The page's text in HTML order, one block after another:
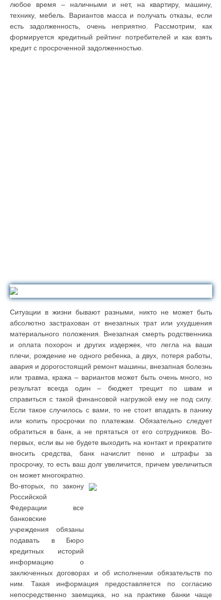
любое время – наличными и нет, на квартиру, машину,
технику, мебель. Вариантов масса и получать отказы, если
есть задолженность, очень неприятно. Рассмотрим, как
формируется кредитный рейтинг потребителей и как взять
кредит с просроченной задолженностью.
Ситуации в жизни бывают разными, никто не может быть
абсолютно застрахован от внезапных трат или ухудшения
материального положения. Внезапная смерть родственника
и оплата похорон и других издержек, что легла на ваши
плечи, рождение не одного ребенка, а двух, потеря работы,
авария и дорогостоящий ремонт машины, внезапная болезнь
или травма, кража – вариантов может быть очень много, но
результат всегда один – бюджет трещит по швам и
справиться с такой финансовой нагрузкой ему не под силу.
Если такое случилось с вами, то не стоит впадать в панику
или копить просрочки по платежам. Обязательно следует
обратиться в банк, а не прятаться от его сотрудников. Во-
первых, если вы не будете выходить на контакт и прекратите
вносить средства, банк начислит пеню и штрафы за
просрочку, то есть ваш долг увеличится, причем увеличиться
он может многократно.
Во-вторых, по закону
Российской
Федерации все
банковские
учреждения обязаны
подавать в Бюро
кредитных историй
информацию о
заключенных договорах и об исполнении обязательств по
ним. Такая информация предоставляется по согласию
непосредственно заемщика, но на практике банки чаще